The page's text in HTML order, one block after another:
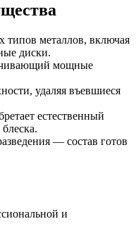
типов металлов, включая
диски.
мощные
удаляя въевшиеся
естественный
— состав готов
и